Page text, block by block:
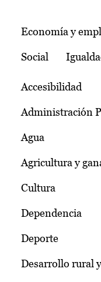
Temas
Economía y
Social
Accesibilidad
Administración
Agua
Agricultura y
Cultura
Dependencia
Deporte
Desarrollo rural